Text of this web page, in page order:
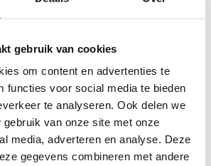
gebruik van cookies
om content en advertenties te
functies voor social media te bieden
te analyseren. Ook delen we
gebruik van onze site met onze
media, adverteren en analyse. Deze
gegevens combineren met andere
radiator later ook
gebruiken?
elektrische
veel stroom?